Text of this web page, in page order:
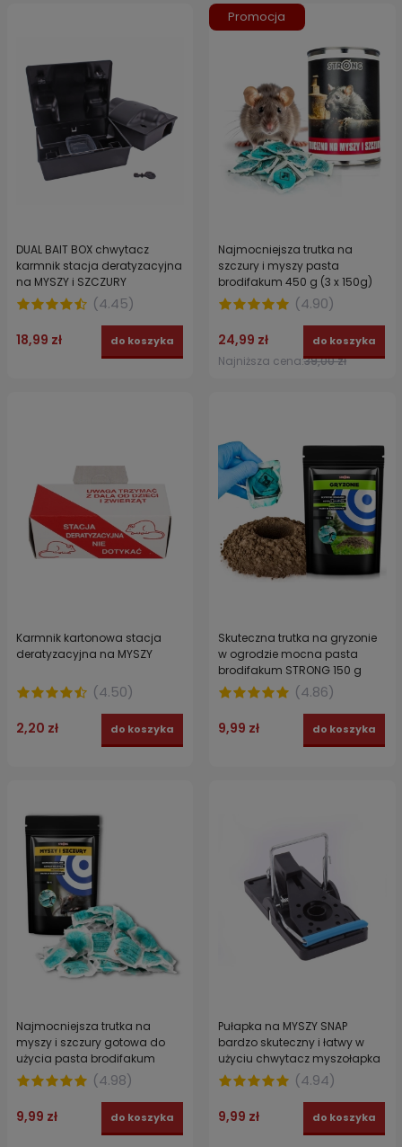
DUAL BAIT BOX chwytacz
karmnik stacja deratyzacyjna
na MYSZY i SZCZURY
(4.45)
18,99 zł do koszyka
Najmocniejsza trutka na
szczury i myszy pasta
brodifakum 450 g (3 x 150g)
STRONG
(4.90)
24,99 zł
Najniższa cena:39,00 zł
do koszyka
Promocja
Karmnik kartonowa stacja
deratyzacyjna na MYSZY
(4.50)
2,20 zł do koszyka
Skuteczna trutka na gryzonie
w ogrodzie mocna pasta
brodifakum STRONG 150 g
(4.86)
9,99 zł do koszyka
Najmocniejsza trutka na
myszy i szczury gotowa do
użycia pasta brodifakum
STRONG 150 g
(4.98)
9,99 zł do koszyka
Pułapka na MYSZY SNAP
bardzo skuteczny i łatwy w
użyciu chwytacz myszołapka
(4.94)
9,99 zł do koszyka